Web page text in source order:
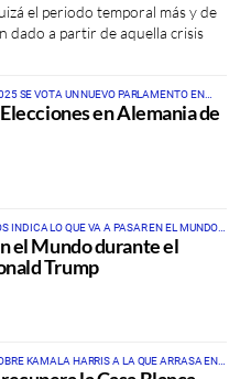
el periodo temporal más y de
dado a partir de aquella crisis
SE VOTA UN NUEVO PARLAMENTO EN
EUROPA
en Alemania de
INDICA LO QUE VA A PASAR EN EL MUNDO
DE LA “ERA TRUMP” EN UNA
SIN PRECEDENTES
el Mundo durante el
Trump
KAMALA HARRIS A LA QUE ARRASA EN
5 MILLONES DE DIFERENCIA